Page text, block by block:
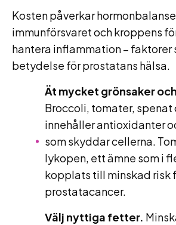
Kosten påverkar
immunförsvaret och kroppens
hantera inflammation – faktorer
betydelse för prostatans hälsa.
Ät mycket grönsaker
Broccoli, tomater, spenat
innehåller antioxidanter
som skyddar cellerna.
lykopen, ett ämne som i
kopplats till minskad risk
prostatacancer.
Välj nyttiga fetter.